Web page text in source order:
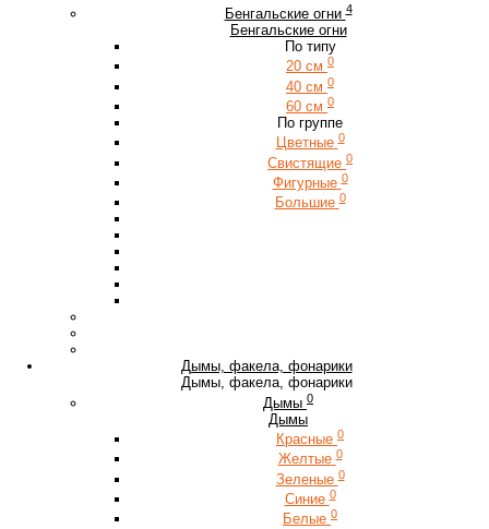
Бенгальские огни 4
Бенгальские огни
По типу
20 см 0
40 см 0
60 см 0
По группе
Цветные 0
Свистящие 0
Фигурные 0
Большие 0
Дымы, факела, фонарики
Дымы, факела, фонарики
Дымы 0
Дымы
Красные 0
Желтые 0
Зеленые 0
Синие 0
Белые 0